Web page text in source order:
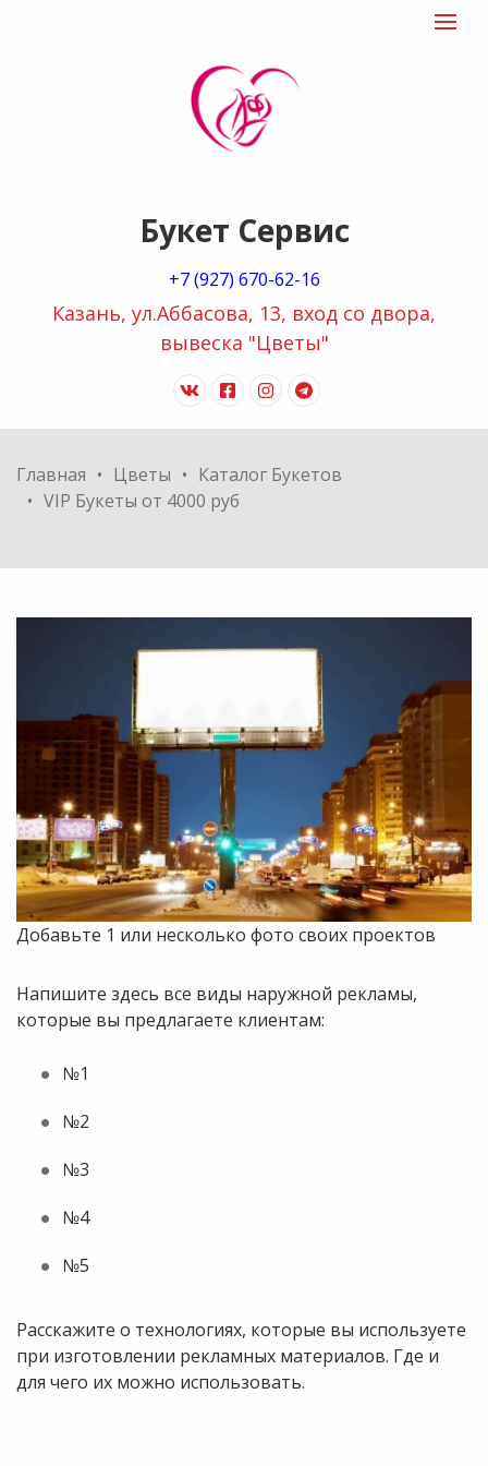
"Букет
сервис"
Букет Сервис
+7 (927) 670-62-16
Казань, ул.Аббасова, 13, вход со двора,
вывеска "Цветы"
vk
facebook-
instagram
telegram
Toggle
Главная Цветы
Каталог Букетов
VIP Букеты от 4000 руб
Добавьте 1 или несколько фото своих проектов
Напишите здесь все виды наружной рекламы,
которые вы предлагаете клиентам:
№1
№2
№3
№4
№5
Расскажите о технологиях, которые вы используете
при изготовлении рекламных материалов. Где и
для чего их можно использовать.